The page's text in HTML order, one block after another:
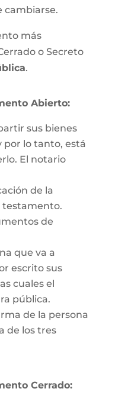
cambiarse.
más
o Secreto
.
Abierto:
sus bienes
por lo tanto, está
El notario
de la
testamento.
de
que va a
escrito sus
cuales el
pública.
de la persona
de los tres
Cerrado: